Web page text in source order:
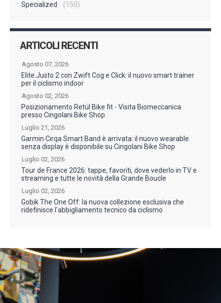
Specialized
(150)
ARTICOLI RECENTI
Agosto 07, 2026
Elite Justo 2 con Zwift Cog e Click: il nuovo smart trainer
per il ciclismo indoor
Agosto 02, 2026
Posizionamento Retül Bike fit - Visita Biomeccanica
presso Cingolani Bike Shop
Luglio 21, 2026
Garmin Cirqa Smart Band è arrivata: il nuovo wearable
senza display è disponibile su Cingolani Bike Shop
Luglio 02, 2026
Tour de France 2026: tappe, favoriti, dove vederlo in TV e
streaming e tutte le novità della Grande Boucle
Luglio 02, 2026
Gobik The One Off: la nuova collezione esclusiva che
ridefinisce l'abbigliamento tecnico da ciclismo